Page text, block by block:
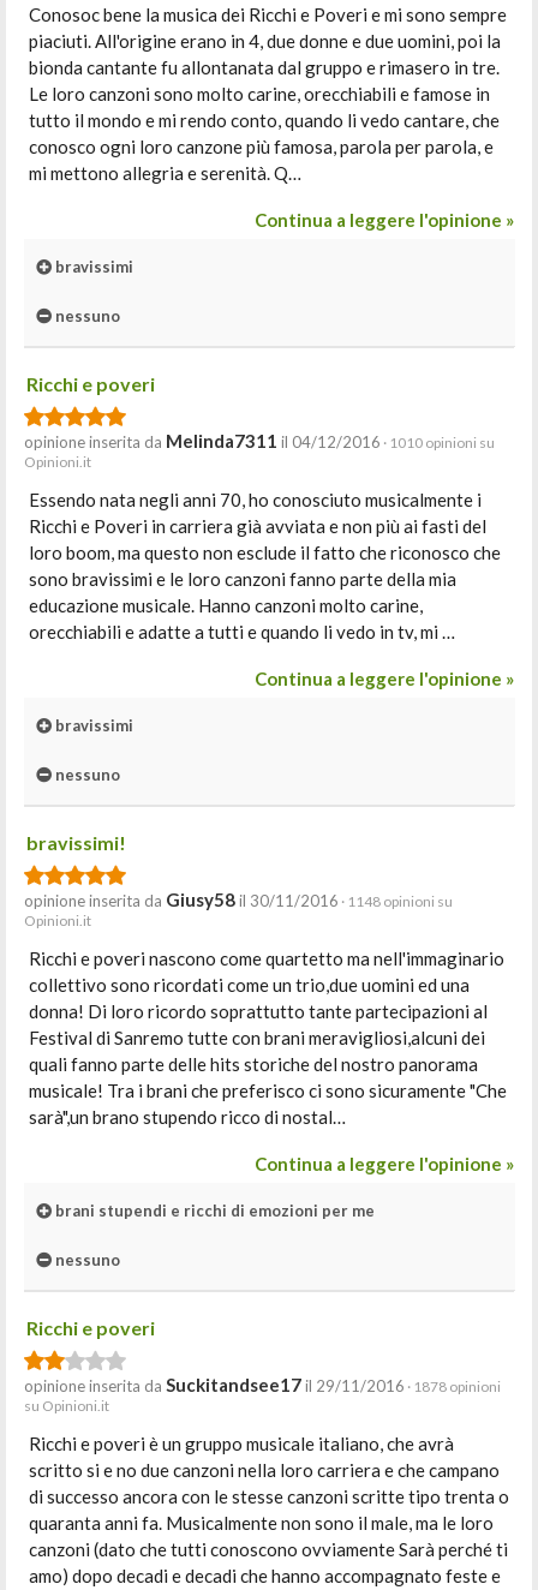
Conosoc bene la musica dei Ricchi e Poveri e mi sono sempre
piaciuti. All'origine erano in 4, due donne e due uomini, poi la
bionda cantante fu allontanata dal gruppo e rimasero in tre.
Le loro canzoni sono molto carine, orecchiabili e famose in
tutto il mondo e mi rendo conto, quando li vedo cantare, che
conosco ogni loro canzone più famosa, parola per parola, e
mi mettono allegria e serenità. Q…
Continua a leggere l'opinione »
bravissimi
nessuno
Ricchi e poveri
opinione inserita da Melinda7311 il 04/12/2016 · 1010 opinioni su
Opinioni.it
Essendo nata negli anni 70, ho conosciuto musicalmente i
Ricchi e Poveri in carriera già avviata e non più ai fasti del
loro boom, ma questo non esclude il fatto che riconosco che
sono bravissimi e le loro canzoni fanno parte della mia
educazione musicale. Hanno canzoni molto carine,
orecchiabili e adatte a tutti e quando li vedo in tv, mi …
Continua a leggere l'opinione »
bravissimi
nessuno
bravissimi!
opinione inserita da Giusy58il 30/11/2016 · 1148 opinioni su
Opinioni.it
Ricchi e poveri nascono come quartetto ma nell'immaginario
collettivo sono ricordati come un trio,due uomini ed una
donna! Di loro ricordo soprattutto tante partecipazioni al
Festival di Sanremo tutte con brani meravigliosi,alcuni dei
quali fanno parte delle hits storiche del nostro panorama
musicale! Tra i brani che preferisco ci sono sicuramente "Che
sarà",un brano stupendo ricco di nostal…
Continua a leggere l'opinione »
brani stupendi e ricchi di emozioni per me
nessuno
Ricchi e poveri
opinione inserita da Suckitandsee17il 29/11/2016 · 1878 opinioni
su Opinioni.it
Ricchi e poveri è un gruppo musicale italiano, che avrà
scritto si e no due canzoni nella loro carriera e che campano
di successo ancora con le stesse canzoni scritte tipo trenta o
quaranta anni fa. Musicalmente non sono il male, ma le loro
canzoni (dato che tutti conoscono ovviamente Sarà perché ti
amo) dopo decadi e decadi che hanno accompagnato feste e